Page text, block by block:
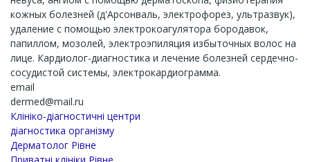
кожных болезней (д'Арсонваль, электрофорез, ультразвук),
удаление с помощью электрокоагулятора бородавок,
папиллом, мозолей, электроэпиляция избыточных волос на
лице. Кардиолог-диагностика и лечение болезней сердечно-
сосудистой системы, электрокардиограмма.
email
dermed@mail.ru
Клініко-діагностичні центри
діагностика організму
Дерматолог Рівне